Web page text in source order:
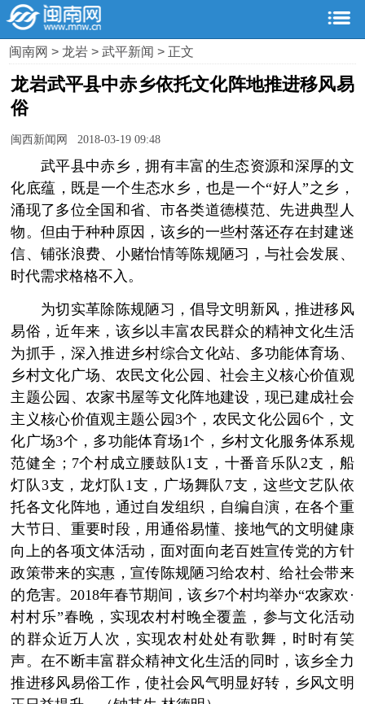
闽南网>龙岩>武平新闻> 正文
龙岩武平县中赤乡依托文化阵地推进移风易
俗
闽西新闻网 2018-03-19 09:48
武平县中赤乡，拥有丰富的生态资源和深厚的文
化底蕴，既是一个生态水乡，也是一个“好人”之乡，
涌现了多位全国和省、市各类道德模范、先进典型人
物。但由于种种原因，该乡的一些村落还存在封建迷
信、铺张浪费、小赌怡情等陈规陋习，与社会发展、
时代需求格格不入。
为切实革除陈规陋习，倡导文明新风，推进移风
易俗，近年来，该乡以丰富农民群众的精神文化生活
为抓手，深入推进乡村综合文化站、多功能体育场、
乡村文化广场、农民文化公园、社会主义核心价值观
主题公园、农家书屋等文化阵地建设，现已建成社会
主义核心价值观主题公园3个，农民文化公园6个，文
化广场3个，多功能体育场1个，乡村文化服务体系规
范健全；7个村成立腰鼓队1支，十番音乐队2支，船
灯队3支，龙灯队1支，广场舞队7支，这些文艺队依
托各文化阵地，通过自发组织，自编自演，在各个重
大节日、重要时段，用通俗易懂、接地气的文明健康
向上的各项文体活动，面对面向老百姓宣传党的方针
政策带来的实惠，宣传陈规陋习给农村、给社会带来
的危害。2018年春节期间，该乡7个村均举办“农家欢·
村村乐”春晚，实现农村村晚全覆盖，参与文化活动
的群众近万人次，实现农村处处有歌舞，时时有笑
声。在不断丰富群众精神文化生活的同时，该乡全力
推进移风易俗工作，使社会风气明显好转，乡风文明